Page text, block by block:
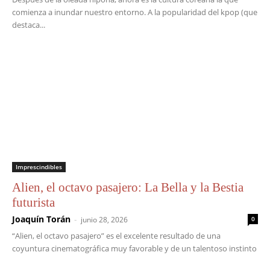
comienza a inundar nuestro entorno. A la popularidad del kpop (que
destaca...
Imprescindibles
Alien, el octavo pasajero: La Bella y la Bestia
futurista
Joaquín Torán - junio 28, 2026 0
“Alien, el octavo pasajero” es el excelente resultado de una
coyuntura cinematográfica muy favorable y de un talentoso instinto